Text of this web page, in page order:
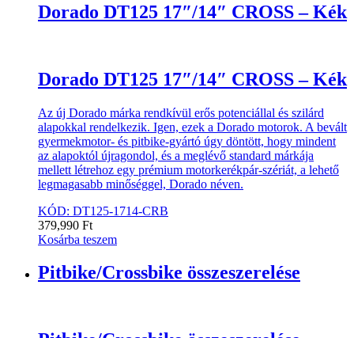
Dorado DT125 17″/14″ CROSS – Kék
Dorado DT125 17″/14″ CROSS – Kék
Az új Dorado márka rendkívül erős potenciállal és szilárd
alapokkal rendelkezik. Igen, ezek a Dorado motorok. A bevált
gyermekmotor- és pitbike-gyártó úgy döntött, hogy mindent
az alapoktól újragondol, és a meglévő standard márkája
mellett létrehoz egy prémium motorkerékpár-szériát, a lehető
legmagasabb minőséggel, Dorado néven.
KÓD: DT125-1714-CRB
379,990 Ft
Kosárba teszem
Pitbike/Crossbike összeszerelése